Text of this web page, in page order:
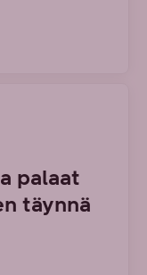
palaat
täynnä